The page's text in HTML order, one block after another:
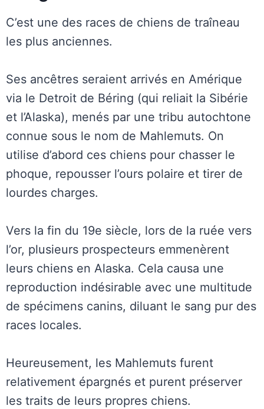
C’est une des races de chiens de traîneau
les plus anciennes.
Ses ancêtres seraient arrivés en Amérique
via le Detroit de Béring (qui reliait la Sibérie
et l’Alaska), menés par une tribu autochtone
connue sous le nom de Mahlemuts. On
utilise d’abord ces chiens pour chasser le
phoque, repousser l’ours polaire et tirer de
lourdes charges.
Vers la fin du 19e siècle, lors de la ruée vers
l’or, plusieurs prospecteurs emmenèrent
leurs chiens en Alaska. Cela causa une
reproduction indésirable avec une multitude
de spécimens canins, diluant le sang pur des
races locales.
Heureusement, les Mahlemuts furent
relativement épargnés et purent préserver
les traits de leurs propres chiens.